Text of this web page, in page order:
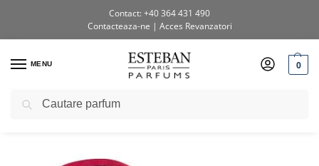
Contact: +40 364 431 490
Contacteaza-ne | Acces Revanzatori
MENU 0
Prima pagină / Shop / Lumânări parfumate